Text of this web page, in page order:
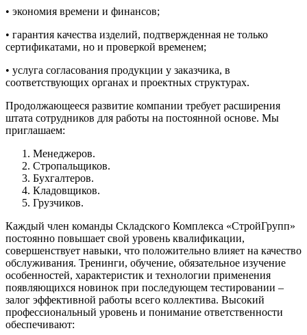
• экономия времени и финансов;
• гарантия качества изделий, подтвержденная не только
сертификатами, но и проверкой временем;
• услуга согласования продукции у заказчика, в
соответствующих органах и проектных структурах.
Продолжающееся развитие компании требует расширения
штата сотрудников для работы на постоянной основе. Мы
приглашаем:
Менеджеров.
Стропальщиков.
Бухгалтеров.
Кладовщиков.
Грузчиков.
Каждый член команды Складского Комплекса «СтройГрупп»
постоянно повышает свой уровень квалификации,
совершенствует навыки, что положительно влияет на качество
обслуживания. Тренинги, обучение, обязательное изучение
особенностей, характеристик и технологии применения
появляющихся новинок при последующем тестировании –
залог эффективной работы всего коллектива. Высокий
профессиональный уровень и понимание ответственности
обеспечивают: